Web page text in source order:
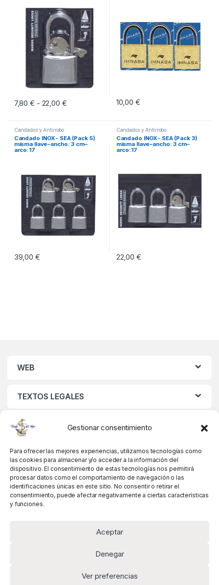
Gestionar consentimiento
Para ofrecer las mejores experiencias, utilizamos tecnologías como
las cookies para almacenar y/o acceder a la información del
dispositivo. El consentimiento de estas tecnologías nos permitirá
procesar datos como el comportamiento de navegación o las
identificaciones únicas en este sitio. No consentir o retirar el
consentimiento, puede afectar negativamente a ciertas características
y funciones.
Aceptar
Denegar
Ver preferencias
7,80€ - 22,00 €Rango de precios: desde 7,80 € hasta 22,00 €
10,00 €
Candados y Antirrobo
Candado INOX- SEA (Pack 5)
misma llave–ancho: 3 cm–
arco:17
39,00 €
Candados y Antirrobo
Candado INOX- SEA (Pack 3)
misma llave–ancho: 3 cm–
arco:17
22,00 €
WEB
TEXTOS LEGALES
MIS DATOS
Alguna pregunta? Llámanos!